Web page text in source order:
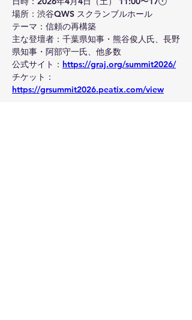
場所：渋谷QWS スクランブルホール
テーマ：信頼の再構築
主な登壇者：千葉県知事・熊谷俊人氏、長野
県知事・阿部守一氏、他多数
公式サイト： https://graj.org/summit2026/
チケット：
https://grsummit2026.peatix.com/view